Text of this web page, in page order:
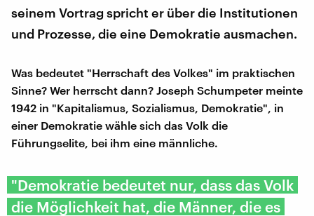
seinem Vortrag spricht er über die Institutionen
und Prozesse, die eine Demokratie ausmachen.
Was bedeutet "Herrschaft des Volkes" im praktischen
Sinne? Wer herrscht dann? Joseph Schumpeter meinte
1942 in "Kapitalismus, Sozialismus, Demokratie", in
einer Demokratie wähle sich das Volk die
Führungselite, bei ihm eine männliche.
"Demokratie bedeutet nur, dass das Volk
die Möglichkeit hat, die Männer, die es